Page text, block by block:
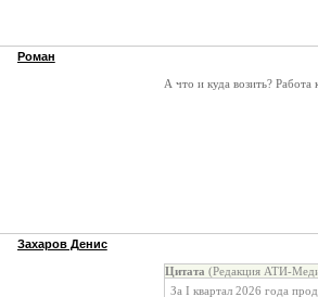
Роман
А что и куда возить? Работа
Захаров Денис
Цитата (Редакция АТИ-
За I квартал 2026 года